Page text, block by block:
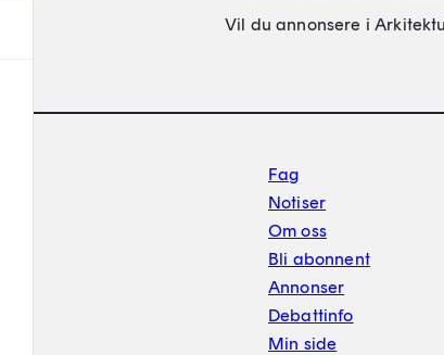
Vil du annonsere i
Fag
Notiser
Om oss
Bli abonnent
Annonser
Debattinfo
Min side